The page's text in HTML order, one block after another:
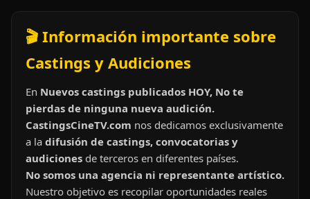
🎬 Información importante sobre
Castings y Audiciones
En Nuevos castings publicados HOY, No te
pierdas de ninguna nueva audición.
CastingsCineTV.com nos dedicamos exclusivamente
a la difusión de castings, convocatorias y
audiciones de terceros en diferentes países.
No somos una agencia ni representante artístico.
Nuestro objetivo es recopilar oportunidades reales